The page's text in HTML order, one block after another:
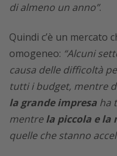
di almeno un anno”.
Quindi c’è un mercato
omogeneo: “Alcuni
causa delle difficoltà
tutti i budget, mentre
la grande impresa ha
mentrela piccola e la
quelle che stanno